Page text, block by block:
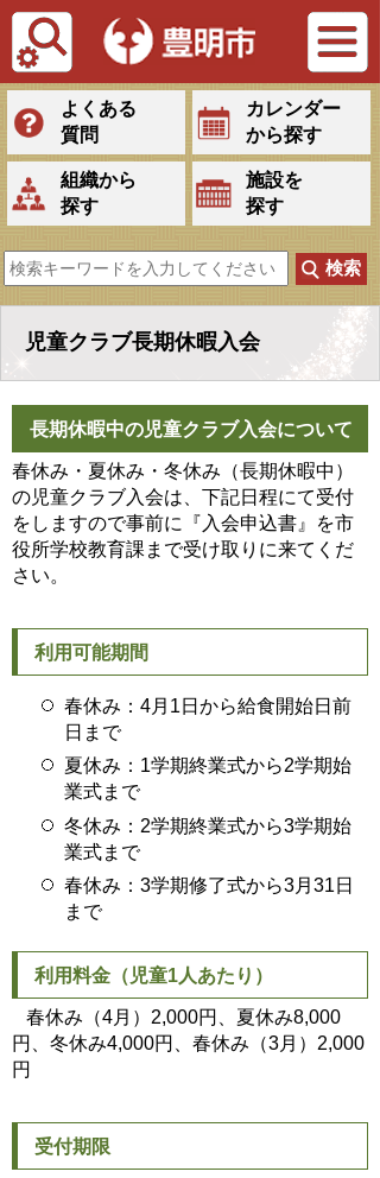
Tiếng Việt
よくある
質問
カレンダー
から探す
組織から
探す
施設を
探す
児童クラブ長期休暇入会
長期休暇中の児童クラブ入会について
春休み・夏休み・冬休み（長期休暇中）
の児童クラブ入会は、下記日程にて受付
をしますので事前に『入会申込書』を市
役所学校教育課まで受け取りに来てくだ
さい。
利用可能期間
春休み：4月1日から給食開始日前
日まで
夏休み：1学期終業式から2学期始
業式まで
冬休み：2学期終業式から3学期始
業式まで
春休み：3学期修了式から3月31日
まで
利用料金（児童1人あたり）
春休み（4月）2,000円、夏休み8,000
円、冬休み4,000円、春休み（3月）2,000
円
受付期限